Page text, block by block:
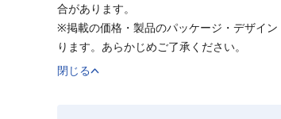
合があります。
※掲載の価格・製品のパッケージ・デザイ
ります。あらかじめご了承ください。
閉じる